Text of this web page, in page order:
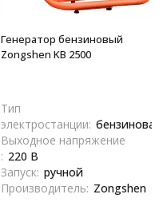
Генератор бензиновый
Zongshen KB 2500
Тип
электростанции: бензиновая
Выходное напряжение
: 220 В
Запуск: ручной
Производитель: Zongshen